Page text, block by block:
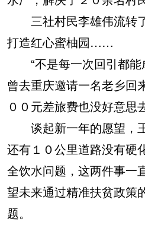
三社村民李雄伟流转
打造红心蜜柚园……
“不是每一次回引都能
曾去重庆邀请一名老乡回
００元差旅费也没好意思
谈起新一年的愿望，
还有１０公里道路没有硬
全饮水问题，这两件事一
望未来通过精准扶贫政策
题。